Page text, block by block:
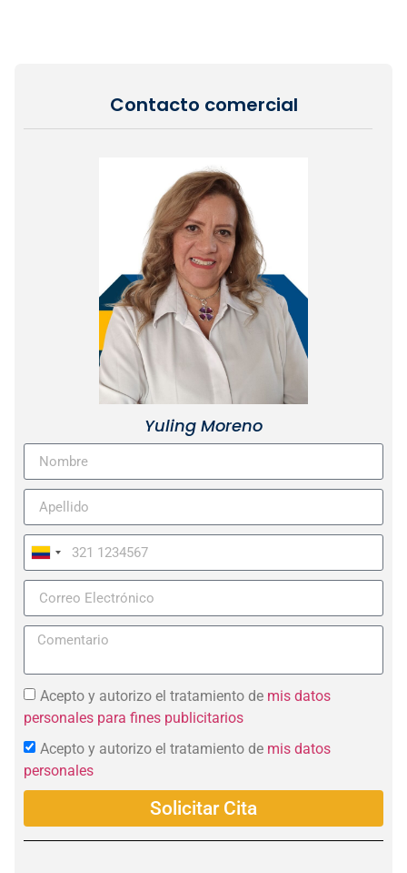
Contacto comercial
Yuling Moreno
Colombia
+57
Acepto y autorizo el tratamiento de mis datos
personales para fines publicitarios
Acepto y autorizo el tratamiento de mis datos
personales
Solicitar Cita